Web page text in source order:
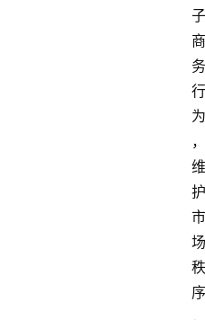
子
商
务
行
为
，
维
护
市
场
秩
序